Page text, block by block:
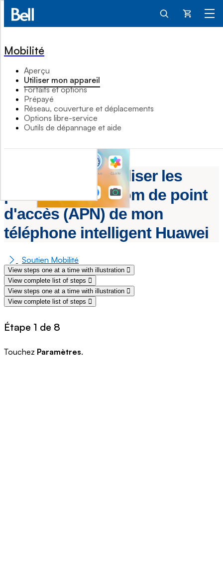
Panier
Mobilité
Aperçu
Utiliser mon appareil
Forfaits et options
Prépayé
Réseau, couverture et déplacements
Options libre-service
Outils de dépannage et aide
Comment réinitialiser les
paramètres du nom de point
d'accès (APN) de mon
téléphone intelligent Huawei
Soutien Mobilité
View steps one at a time with illustration
View complete list of steps
View steps one at a time with illustration
View complete list of steps
Étape 1 de 8
Touchez Paramètres.